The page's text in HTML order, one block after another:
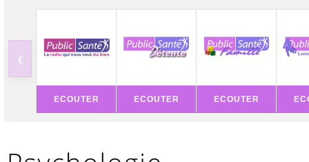
‹
ECOUTER ECOUTER ECOUTER